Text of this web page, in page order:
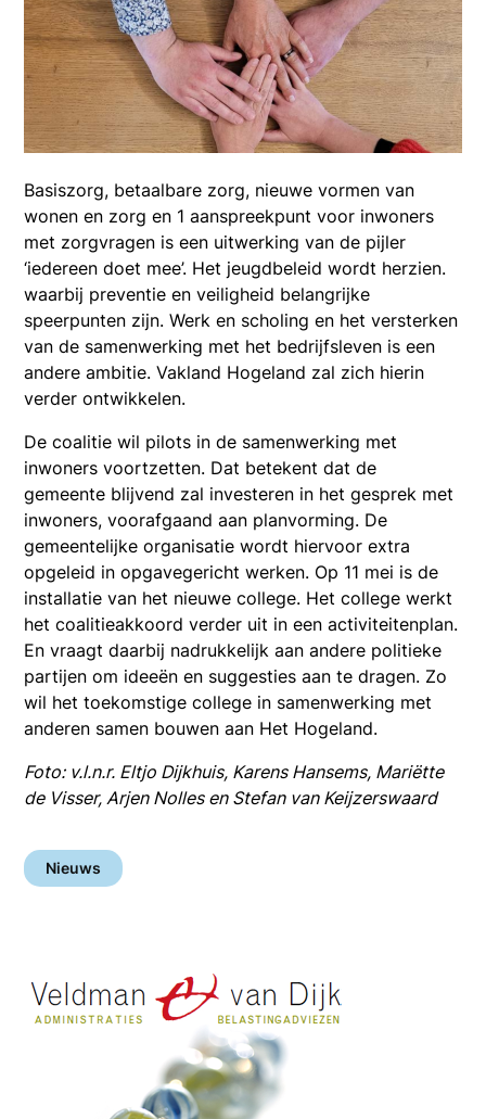
Basiszorg, betaalbare zorg, nieuwe vormen van
wonen en zorg en 1 aanspreekpunt voor inwoners
met zorgvragen is een uitwerking van de pijler
‘iedereen doet mee’. Het jeugdbeleid wordt herzien.
waarbij preventie en veiligheid belangrijke
speerpunten zijn. Werk en scholing en het versterken
van de samenwerking met het bedrijfsleven is een
andere ambitie. Vakland Hogeland zal zich hierin
verder ontwikkelen.
De coalitie wil pilots in de samenwerking met
inwoners voortzetten. Dat betekent dat de
gemeente blijvend zal investeren in het gesprek met
inwoners, voorafgaand aan planvorming. De
gemeentelijke organisatie wordt hiervoor extra
opgeleid in opgavegericht werken. Op 11 mei is de
installatie van het nieuwe college. Het college werkt
het coalitieakkoord verder uit in een activiteitenplan.
En vraagt daarbij nadrukkelijk aan andere politieke
partijen om ideeën en suggesties aan te dragen. Zo
wil het toekomstige college in samenwerking met
anderen samen bouwen aan Het Hogeland.
Foto: v.l.n.r. Eltjo Dijkhuis, Karens Hansems, Mariëtte
de Visser, Arjen Nolles en Stefan van Keijzerswaard
Nieuws